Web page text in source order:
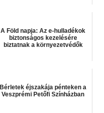
A Föld napja: Az e-hulladékok
biztonságos kezelésére
biztatnak a környezetvédők
Bérletek éjszakája pénteken a
Veszprémi Petőfi Színházban